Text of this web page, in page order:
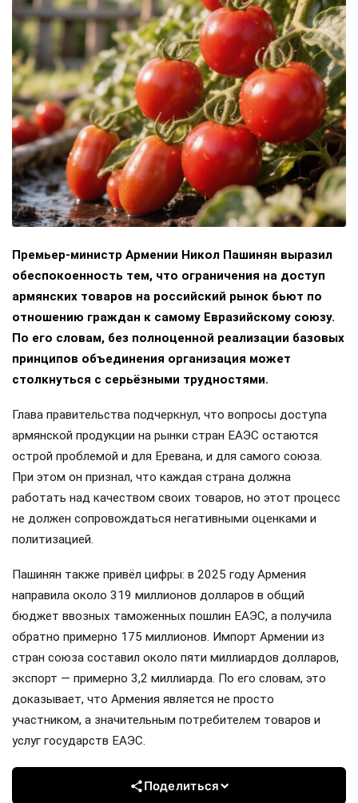
Премьер-министр Армении Никол Пашинян выразил
обеспокоенность тем, что ограничения на доступ
армянских товаров на российский рынок бьют по
отношению граждан к самому Евразийскому союзу.
По его словам, без полноценной реализации базовых
принципов объединения организация может
столкнуться с серьёзными трудностями.
Глава правительства подчеркнул, что вопросы доступа
армянской продукции на рынки стран ЕАЭС остаются
острой проблемой и для Еревана, и для самого союза.
При этом он признал, что каждая страна должна
работать над качеством своих товаров, но этот процесс
не должен сопровождаться негативными оценками и
политизацией.
Пашинян также привёл цифры: в 2025 году Армения
направила около 319 миллионов долларов в общий
бюджет ввозных таможенных пошлин ЕАЭС, а получила
обратно примерно 175 миллионов. Импорт Армении из
стран союза составил около пяти миллиардов долларов,
экспорт — примерно 3,2 миллиарда. По его словам, это
доказывает, что Армения является не просто
участником, а значительным потребителем товаров и
услуг государств ЕАЭС.
Поделиться